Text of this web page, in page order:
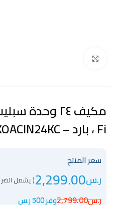
Fi ، بارد – KOACIN24KC
سعر المنتج
ر.س2,299.00( يشمل
ر.س2,799.00وفر 500 ر.س